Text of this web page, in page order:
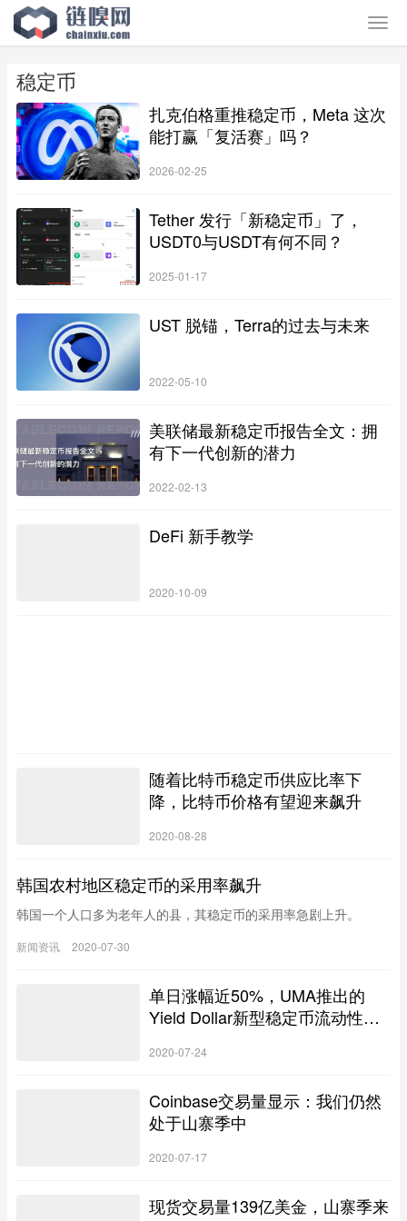
稳定币
扎克伯格重推稳定币，Meta 这次
能打赢「复活赛」吗？
2026-02-25
Tether 发行「新稳定币」了，
USDT0与USDT有何不同？
2025-01-17
UST 脱锚，Terra的过去与未来
2022-05-10
美联储最新稳定币报告全文：拥
有下一代创新的潜力
2022-02-13
DeFi 新手教学
2020-10-09
随着比特币稳定币供应比率下
降，比特币价格有望迎来飙升
2020-08-28
韩国农村地区稳定币的采用率飙升
韩国一个人口多为老年人的县，其稳定币的采用率急剧上升。
新闻资讯 2020-07-30
单日涨幅近50%，UMA推出的
Yield Dollar新型稳定币流动性挖
2020-07-24
Coinbase交易量显示：我们仍然
处于山寨季中
2020-07-17
现货交易量139亿美金，山寨季来